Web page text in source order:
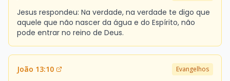
Jesus respondeu: Na verdade, na verdade te digo que
aquele que não nascer da água e do Espírito, não
pode entrar no reino de Deus.
João 13:10 Evangelhos